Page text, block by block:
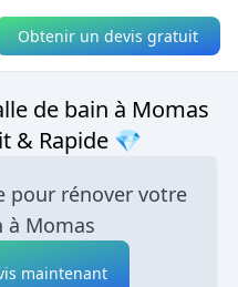
Obtenir un devis gratuit
de bain à Momas
& Rapide 💎
pour rénover votre
à Momas
maintenant